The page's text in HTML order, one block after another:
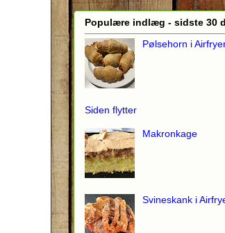
Populære indlæg - sidste 30
Pølsehorn i
Siden flytter
Makronkage
Svineskank i